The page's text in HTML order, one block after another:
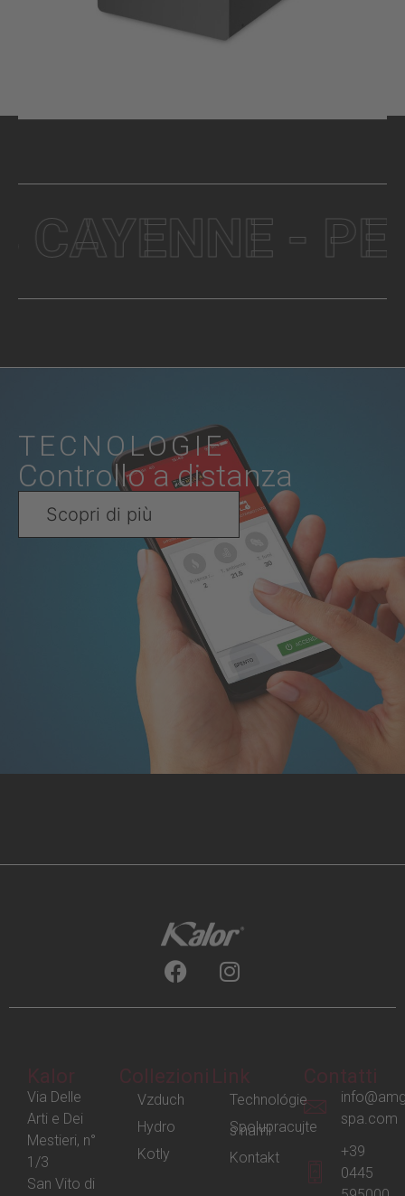
-
TECNOLOGIE
Controllo a distanza
Scopri di più
Kalor
Via Delle
Arti e Dei
Mestieri, n°
1/3
San Vito di
Collezioni
Vzduch
Hydro
Kotly
Link
Technológie
Spolupracujte
s nami
Kontakt
Contatti
spa.com
+39
0445